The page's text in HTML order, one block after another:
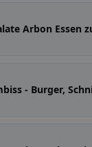
Arbon Essen
- Burger,